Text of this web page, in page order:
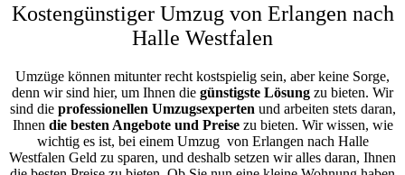
Kostengünstiger Umzug von Erlangen nach
Halle Westfalen
Umzüge können mitunter recht kostspielig sein, aber keine Sorge,
denn wir sind hier, um Ihnen die günstigste Lösung zu bieten. Wir
sind die professionellen Umzugsexperten und arbeiten stets daran,
Ihnen die besten Angebote und Preisezu bieten. Wir wissen, wie
wichtig es ist, bei einem Umzug von Erlangen nach Halle
Westfalen Geld zu sparen, und deshalb setzen wir alles daran, Ihnen